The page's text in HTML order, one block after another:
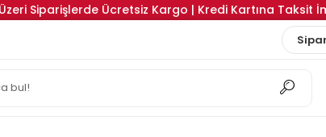
Siparişlerde Ücretsiz Kargo | Kredi Kartına Taksit